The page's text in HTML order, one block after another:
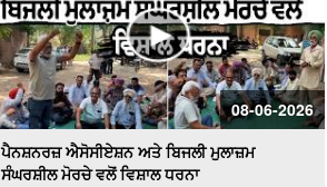
ਆਗੂਆਂ ਨੂੰ ਘਰਾਂ 'ਚ
ਕਿਸਾਨ , ਕੀਤਾ
ਕਿਸਾਨ ਮਜ਼ਦੂਰ
Conference,
ਚਿਤਾਵਨੀ
08-06-2026
ਪੈਨਸ਼ਨਰਜ਼ ਐਸੋਸੀਏਸ਼ਨ ਅਤੇ ਬਿਜਲੀ ਮੁਲਾਜ਼ਮ
ਸੰਘਰਸ਼ੀਲ ਮੋਰਚੇ ਵਲੋਂ ਵਿਸ਼ਾਲ ਧਰਨਾ